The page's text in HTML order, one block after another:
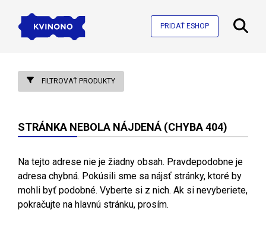
PRIDAŤ ESHOP
FILTROVAŤ PRODUKTY
STRÁNKA NEBOLA NÁJDENÁ (CHYBA 404)
Na tejto adrese nie je žiadny obsah. Pravdepodobne je
adresa chybná. Pokúsili sme sa nájsť stránky, ktoré by
mohli byť podobné. Vyberte si z nich. Ak si nevyberiete,
pokračujte na hlavnú stránku, prosím.